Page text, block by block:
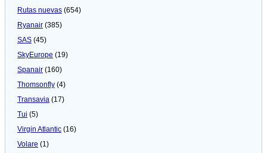
Rutas nuevas (654)
Ryanair (385)
SAS (45)
SkyEurope (19)
Spanair (160)
Thomsonfly (4)
Transavia (17)
Tui (5)
Virgin Atlantic (16)
Volare (1)